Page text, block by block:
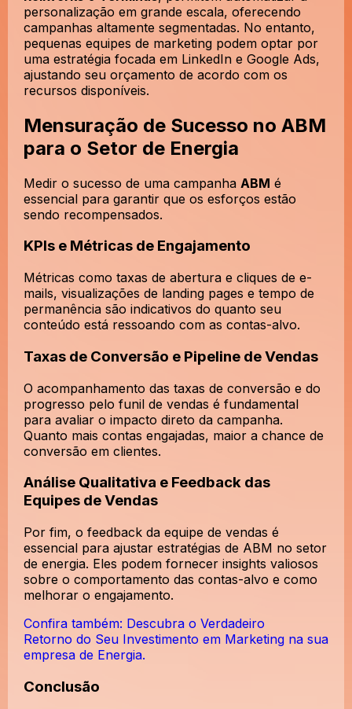
personalização em grande escala, oferecendo
campanhas altamente segmentadas. No entanto,
pequenas equipes de marketing podem optar por
uma estratégia focada em LinkedIn e Google Ads,
ajustando seu orçamento de acordo com os
recursos disponíveis.
Mensuração de Sucesso no ABM
para o Setor de Energia
Medir o sucesso de uma campanha ABM é
essencial para garantir que os esforços estão
sendo recompensados.
KPIs e Métricas de Engajamento
Métricas como taxas de abertura e cliques de e-
mails, visualizações de landing pages e tempo de
permanência são indicativos do quanto seu
conteúdo está ressoando com as contas-alvo.
Taxas de Conversão e Pipeline de Vendas
O acompanhamento das taxas de conversão e do
progresso pelo funil de vendas é fundamental
para avaliar o impacto direto da campanha.
Quanto mais contas engajadas, maior a chance de
conversão em clientes.
Análise Qualitativa e Feedback das
Equipes de Vendas
Por fim, o feedback da equipe de vendas é
essencial para ajustar estratégias de ABM no setor
de energia. Eles podem fornecer insights valiosos
sobre o comportamento das contas-alvo e como
melhorar o engajamento.
Confira também: Descubra o Verdadeiro
Retorno do Seu Investimento em Marketing na sua
empresa de Energia.
Conclusão